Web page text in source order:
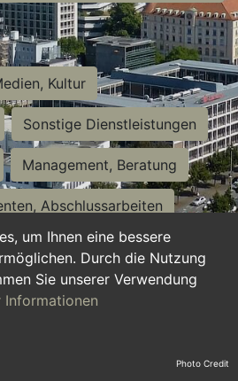
um Ihnen eine bessere
Durch die Nutzung
Sie unserer Verwendung
Informationen
Kultur
Sonstige Dienstleistungen
Management, Beratung
Abschlussarbeiten
Assistenz, Sekretariat
und Nebenjobs
duale Ausbildung Photo Credit